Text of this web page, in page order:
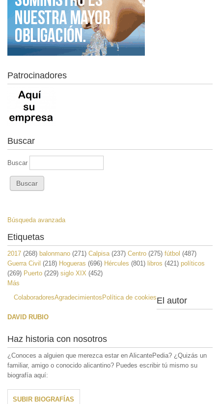
Patrocinadores
Buscar
Buscar
Búsqueda avanzada
Etiquetas
2017 (268) balonmano (271) Calpisa(237) Centro (275) fútbol (487)
Guerra Civil (218) Hogueras (696) Hércules (801) libros (421) políticos
(269) Puerto (229) siglo XIX (452)
Más
ColaboradoresAgradecimientosPolítica de cookiesEl autor
DAVID RUBIO
Haz historia con nosotros
¿Conoces a alguien que merezca estar en AlicantePedia? ¿Quizás un
familiar, amigo o conocido alicantino? Puedes escribir tú mismo su
biografía aquí:
SUBIR BIOGRAFÍAS